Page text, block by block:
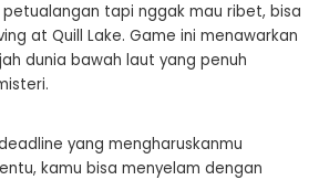
petualangan tapi nggak mau ribet, bisa
at Quill Lake. Game ini menawarkan
dunia bawah laut yang penuh
yang mengharuskanmu
kamu bisa menyelam dengan